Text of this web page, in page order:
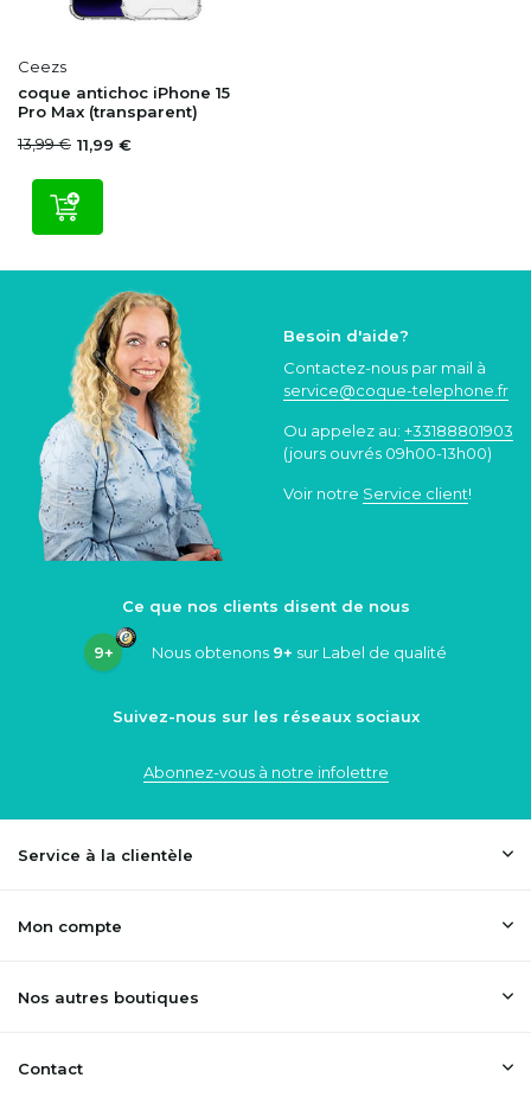
Ceezs
coque antichoc iPhone 15
Pro Max (transparent)
13,99 € 11,99 €
Besoin d'aide?
Contactez-nous par mail à
service@coque-telephone.fr
Ou appelez au: +33188801903
(jours ouvrés 09h00-13h00)
Voir notre Service client!
Ce que nos clients disent de nous
9+ Nous obtenons 9+ sur Label de qualité
Suivez-nous sur les réseaux sociaux
Abonnez-vous à notre infolettre
Service à la clientèle
Mon compte
Nos autres boutiques
Contact